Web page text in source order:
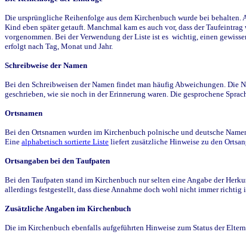
Die ursprüngliche Reihenfolge aus dem Kirchenbuch wurde bei
Kind eben später getauft. Manchmal kam es auch vor, dass der
vorgenommen. Bei der Verwendung der Liste ist es wichtig, einen
erfolgt nach Tag, Monat und Jahr.
Schreibweise der Namen
Bei den Schreibweisen der Namen findet man häufig Abweichungen. Die
geschrieben, wie sie noch in der Erinnerung waren. Die gesprochene
Ortsnamen
Bei den Ortsnamen wurden im Kirchenbuch polnische und deutsche
Eine alphabetisch sortierte Liste liefert zusätzliche Hinweise zu den
Ortsangaben bei den Taufpaten
Bei den Taufpaten stand im Kirchenbuch nur selten eine Angabe der
allerdings festgestellt, dass diese Annahme doch wohl nicht immer richtig
Zusätzliche Angaben im Kirchenbuch
Die im Kirchenbuch ebenfalls aufgeführten Hinweise zum Status der